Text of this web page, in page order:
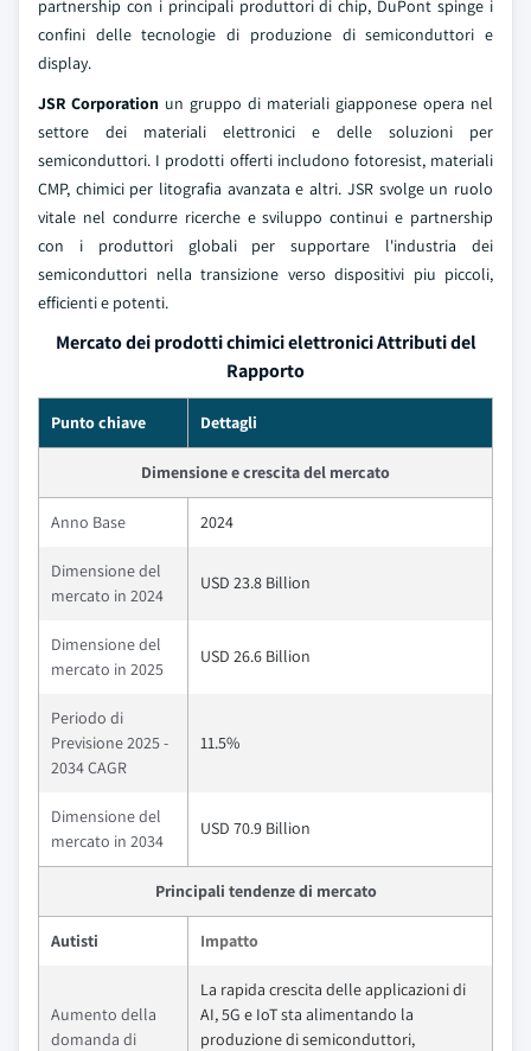
partnership con i principali produttori di chip, DuPont spinge i
confini delle tecnologie di produzione di semiconduttori e
display.
JSR Corporation un gruppo di materiali giapponese opera nel
settore dei materiali elettronici e delle soluzioni per
semiconduttori. I prodotti offerti includono fotoresist, materiali
CMP, chimici per litografia avanzata e altri. JSR svolge un ruolo
vitale nel condurre ricerche e sviluppo continui e partnership
con i produttori globali per supportare l'industria dei
semiconduttori nella transizione verso dispositivi piu piccoli,
efficienti e potenti.
Mercato dei prodotti chimici elettronici Attributi del
Rapporto
Punto chiave Dettagli
Dimensione e crescita del mercato
Anno Base 2024
Dimensione del
mercato in 2024
USD 23.8 Billion
Dimensione del
mercato in 2025
USD 26.6 Billion
Periodo di
Previsione 2025 -
2034 CAGR
11.5%
Dimensione del
mercato in 2034
USD 70.9 Billion
Principali tendenze di mercato
Autisti Impatto
Aumento della
domanda di
La rapida crescita delle applicazioni di
AI, 5G e IoT sta alimentando la
produzione di semiconduttori,